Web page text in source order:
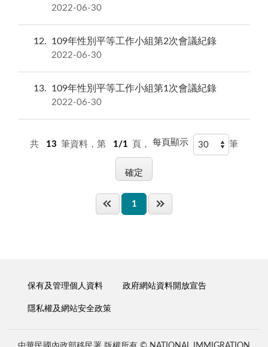
2022-06-30
12 109年性別平等工作小組第2次會議紀錄
2022-06-30
13 109年性別平等工作小組第1次會議紀錄
2022-06-30
共 13 筆資料，第 1/1 頁， 每頁顯示 筆
1
保有及管理個人資料 政府網站資料開放宣告
隱私權及網站安全政策